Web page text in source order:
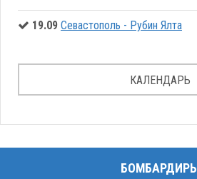
19.09 Севастополь - Рубин Ялта
КАЛЕНДАРЬ
БОМБАРДИРЫ